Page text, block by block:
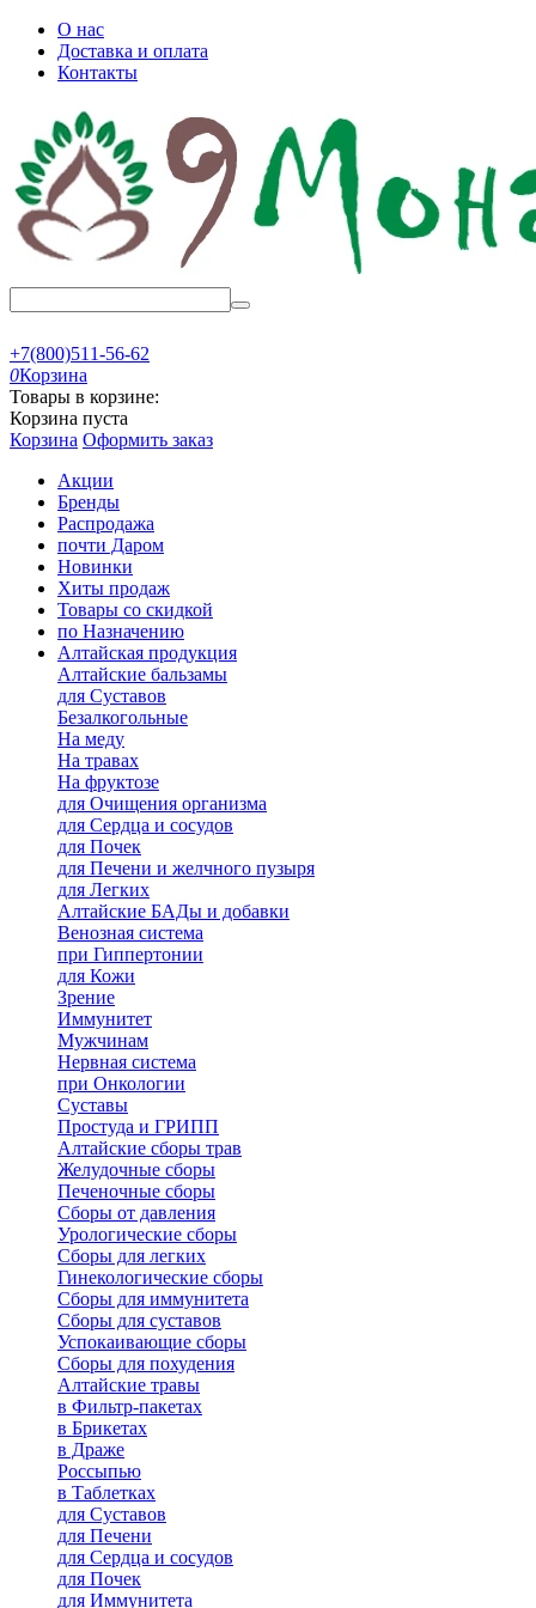
О нас
Доставка и оплата
Контакты
+7(800)511-56-62
0Корзина
Товары в корзине:
Корзина пуста
Корзина Оформить заказ
Акции
Бренды
Распродажа
почти Даром
Новинки
Хиты продаж
Товары со скидкой
по Назначению
Алтайская продукция
Алтайские бальзамы
для Суставов
Безалкогольные
На меду
На травах
На фруктозе
для Очищения организма
для Сердца и сосудов
для Почек
для Печени и желчного пузыря
для Легких
Алтайские БАДы и добавки
Венозная система
при Гиппертонии
для Кожи
Зрение
Иммунитет
Мужчинам
Нервная система
при Онкологии
Суставы
Простуда и ГРИПП
Алтайские сборы трав
Желудочные сборы
Печеночные сборы
Сборы от давления
Урологические сборы
Сборы для легких
Гинекологические сборы
Сборы для иммунитета
Сборы для суставов
Успокаивающие сборы
Сборы для похудения
Алтайские травы
в Фильтр-пакетах
в Брикетах
в Драже
Россыпью
в Таблетках
для Cуставов
для Печени
для Сердца и сосудов
для Почек
для Иммунитета